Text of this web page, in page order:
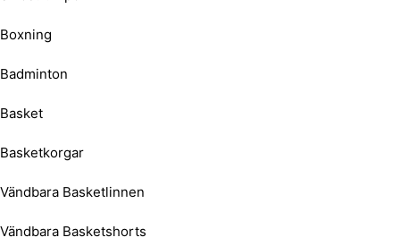
Boxning
Badminton
Basket
Basketkorgar
Vändbara Basketlinnen
Vändbara Basketshorts